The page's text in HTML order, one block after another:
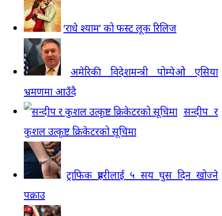
‘राधे श्याम’ को फस्ट लूक रिलिज
अमेरिकी विदेशमन्त्री पोम्पेओ एसिया
भ्रमणमा आउँदै
सन्दीप र
कुशल उत्कृष्ट क्रिकेटरको सूचिमा
ट्राफिक प्रहरीलाई ५ सय घुस दिन खोज्ने
पक्राउ